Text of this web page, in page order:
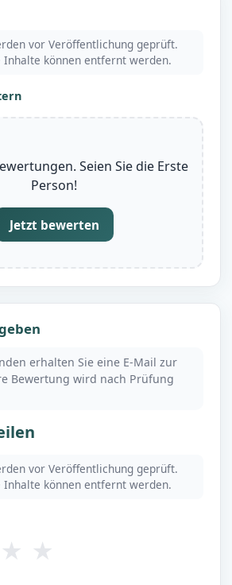
vor Veröffentlichung geprüft.
Inhalte können entfernt werden.
Seien Sie die Erste
Person!
Jetzt bewerten
erhalten Sie eine E-Mail zur
Bewertung wird nach Prüfung
vor Veröffentlichung geprüft.
Inhalte können entfernt werden.
★ ★